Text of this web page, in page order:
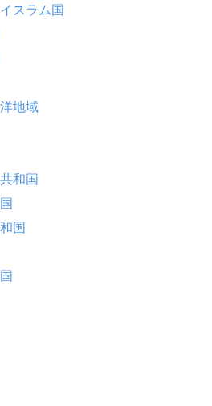
スラム国
地域
和国
国